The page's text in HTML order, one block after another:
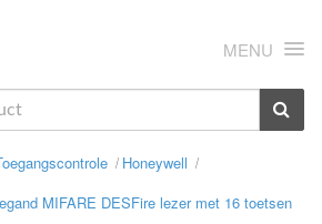
MENU
Honeywell
MIFARE DESFire lezer met 16 toetsen